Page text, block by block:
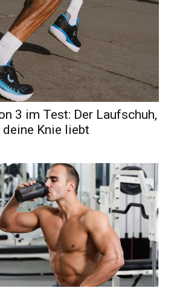
3 im Test: Der Laufschuh,
deine Knie liebt